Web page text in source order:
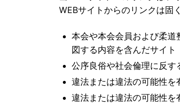
WEBサイトからのリンクは固
本会や本会会員および柔
図する内容を含んだサイト
公序良俗や社会倫理に反す
違法または違法の可能性を
違法または違法の可能性を